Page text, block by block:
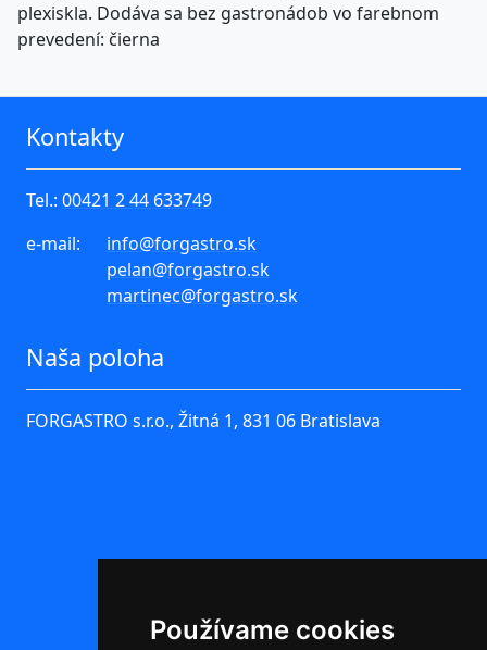
Používame cookies
plexiskla. Dodáva sa bez gastronádob vo farebnom
prevedení: čierna
Kontakty
Tel.: 00421 2 44 633749
e-mail:
info@forgastro.sk
pelan@forgastro.sk
martinec@forgastro.sk
Naša poloha
FORGASTRO s.r.o., Žitná 1, 831 06 Bratislava